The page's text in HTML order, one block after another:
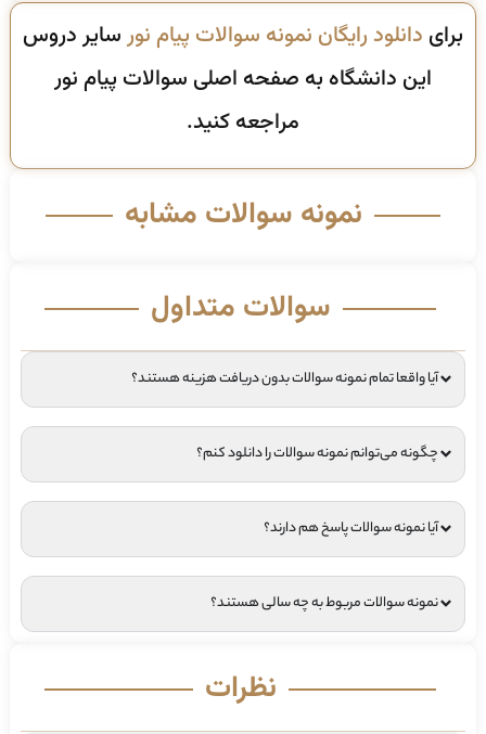
برای دانلود رایگان نمونه سوالات پیام نورسایر دروس
این دانشگاه به صفحه اصلی سوالات پیام نور
مراجعه کنید.
نمونه سوالات مشابه
سوالات متداول
آیا واقعا تمام نمونه سوالات بدون دریافت هزینه هستند؟
چگونه می‌توانم نمونه سوالات را دانلود کنم؟
آیا نمونه سوالات پاسخ هم دارند؟
نمونه سوالات مربوط به چه سالی هستند؟
نظرات